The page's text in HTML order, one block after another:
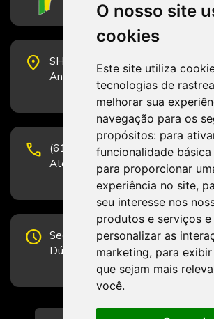
O nosso site
cookies
Este site utiliza
tecnologias de
melhorar sua
navegação para os
propósitos: para
funcionalidade
para proporcionar
experiência no site,
seu interesse nos
produtos e serviços e
personalizar as
marketing, para
que sejam mais
você.
place
SHS Quadra 6, Bloco E, Complexo
Andar, Sala 2001 - CEP 70322-
phone
(61) 3223-1652 e (61) 98131-
Atendimento por telefone em
schedule Segunda-feira a Sexta-feira de
Dúvidas e sugestões pelo Fale